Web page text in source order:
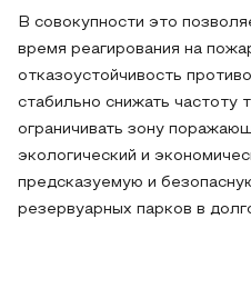
В совокупности это
время реагирования на
отказоустойчивость
стабильно снижать частоту
ограничивать зону
экологический и
предсказуемую и
резервуарных парков в